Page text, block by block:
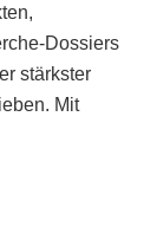
Dossiers
stärkster
Mit